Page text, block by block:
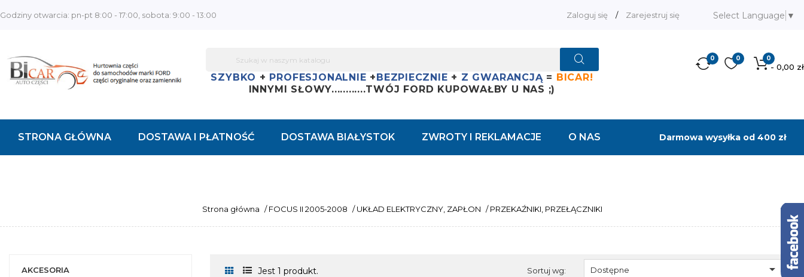
Godziny otwarcia: pn-pt 8:00 - 17:00, sobota: 9:00 - 13:00 Zaloguj się / Zarejestruj się Select Language ▼
SZYBKO + PROFESJONALNIE +BEZPIECZNIE + Z GWARANCJĄ= BICAR!
INNYMI SŁOWY............TWÓJ FORD KUPOWAŁBY U NAS ;)
0
- 0,00 zł
0
0
STRONA GŁÓWNA DOSTAWA I PŁATNOŚĆ DOSTAWA BIAŁYSTOK ZWROTY I REKLAMACJE O NAS Darmowa wysyłka od 400 zł
Strona główna / FOCUS II 2005-2008 / UKŁAD ELEKTRYCZNY, ZAPŁON / PRZEKAŹNIKI, PRZEŁĄCZNIKI
AKCESORIA Jest 1 produkt. Sortuj wg: Dostępne 